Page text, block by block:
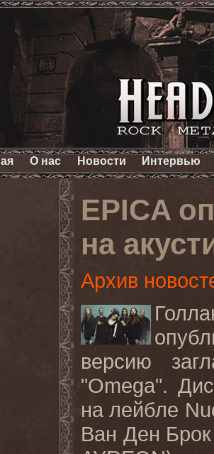
О нас Новости Интервью
EPICA
на
Архив
версию
"Omega".
на лейбле
Ван Ден